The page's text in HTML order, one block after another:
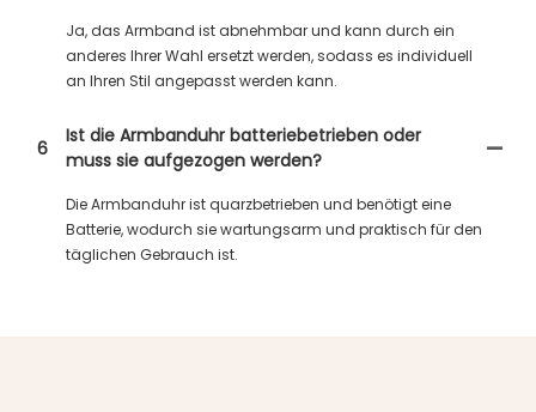
Ja, das Armband ist abnehmbar und kann durch ein
anderes Ihrer Wahl ersetzt werden, sodass es individuell
an Ihren Stil angepasst werden kann.
6
Ist die Armbanduhr batteriebetrieben oder
muss sie aufgezogen werden?
Die Armbanduhr ist quarzbetrieben und benötigt eine
Batterie, wodurch sie wartungsarm und praktisch für den
täglichen Gebrauch ist.